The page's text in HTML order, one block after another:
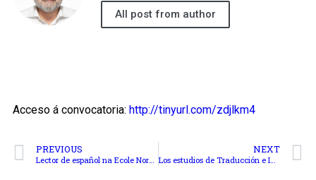
All post from author
Acceso á convocatoria: http://tinyurl.com/zdjlkm4
PREVIOUS NEXT
Los estudios de Traducción e Interpretación en la sociedad del siglo XXI